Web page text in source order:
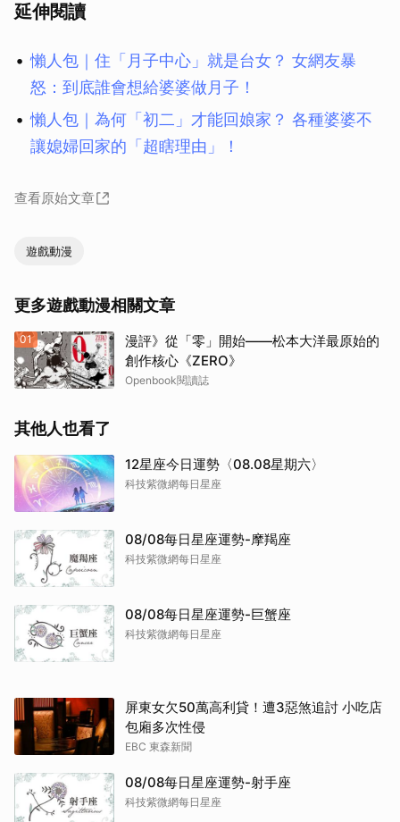
延伸閱讀
懶人包｜住「月子中心」就是台女？ 女網友暴
怒：到底誰會想給婆婆做月子！
懶人包｜為何「初二」才能回娘家？ 各種婆婆不
讓媳婦回家的「超瞎理由」！
查看原始文章
遊戲動漫
更多遊戲動漫相關文章
01
漫評》從「零」開始——松本大洋最原始的
創作核心《ZERO》
Openbook閱讀誌
其他人也看了
12星座今日運勢〈08.08星期六〉
科技紫微網每日星座
08/08每日星座運勢-摩羯座
科技紫微網每日星座
08/08每日星座運勢-巨蟹座
科技紫微網每日星座
屏東女欠50萬高利貸！遭3惡煞追討 小吃店
包廂多次性侵
EBC 東森新聞
08/08每日星座運勢-射手座
科技紫微網每日星座